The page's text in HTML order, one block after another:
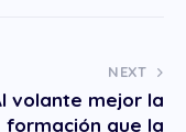
NEXT
volante mejor la
formación que la